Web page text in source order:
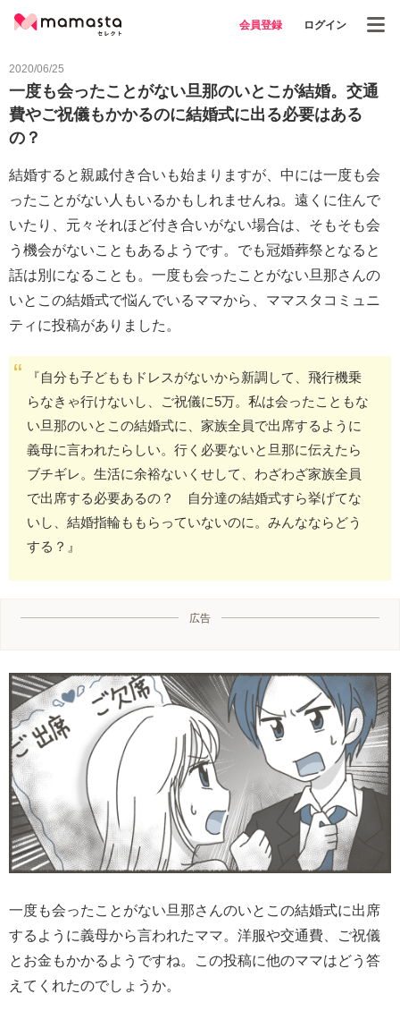
会員登録 ログイン
2020/06/25
一度も会ったことがない旦那のいとこが結婚。交通
費やご祝儀もかかるのに結婚式に出る必要はある
の？
結婚すると親戚付き合いも始まりますが、中には一度も会
ったことがない人もいるかもしれませんね。遠くに住んで
いたり、元々それほど付き合いがない場合は、そもそも会
う機会がないこともあるようです。でも冠婚葬祭となると
話は別になることも。一度も会ったことがない旦那さんの
いとこの結婚式で悩んでいるママから、ママスタコミュニ
ティに投稿がありました。
『自分も子どももドレスがないから新調して、飛行機乗
らなきゃ行けないし、ご祝儀に5万。私は会ったこともな
い旦那のいとこの結婚式に、家族全員で出席するように
義母に言われたらしい。行く必要ないと旦那に伝えたら
ブチギレ。生活に余裕ないくせして、わざわざ家族全員
で出席する必要あるの？ 自分達の結婚式すら挙げてな
いし、結婚指輪ももらっていないのに。みんなならどう
する？』
広告
一度も会ったことがない旦那さんのいとこの結婚式に出席
するように義母から言われたママ。洋服や交通費、ご祝儀
とお金もかかるようですね。この投稿に他のママはどう答
えてくれたのでしょうか。